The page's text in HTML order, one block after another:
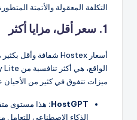
التكلفة المعقولة والأتمتة
1. سعر أقل، مزايا أكثر
ميزات تتفوق في كثير من الأحيان
HostGPT: هذا مستوى
الذكاء الاصطناعي